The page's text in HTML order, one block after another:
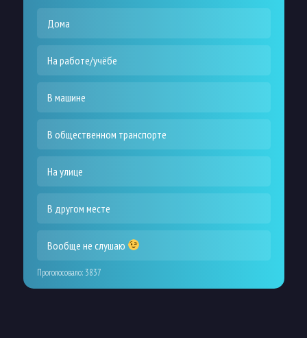
Дома
На работе/учёбе
В машине
В общественном транспорте
На улице
В другом месте
Вообще не слушаю
Проголосовало:3837